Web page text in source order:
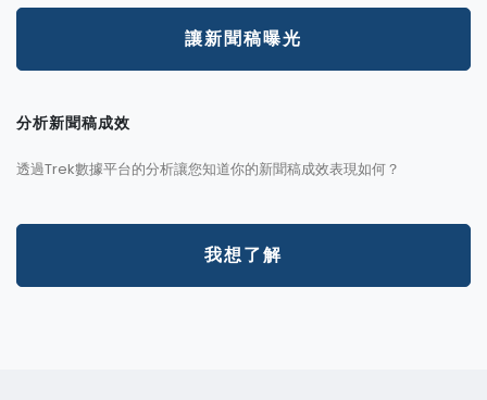
讓新聞稿曝光
分析新聞稿成效
透過Trek數據平台的分析讓您知道你的新聞稿成效表現如何？
我想了解